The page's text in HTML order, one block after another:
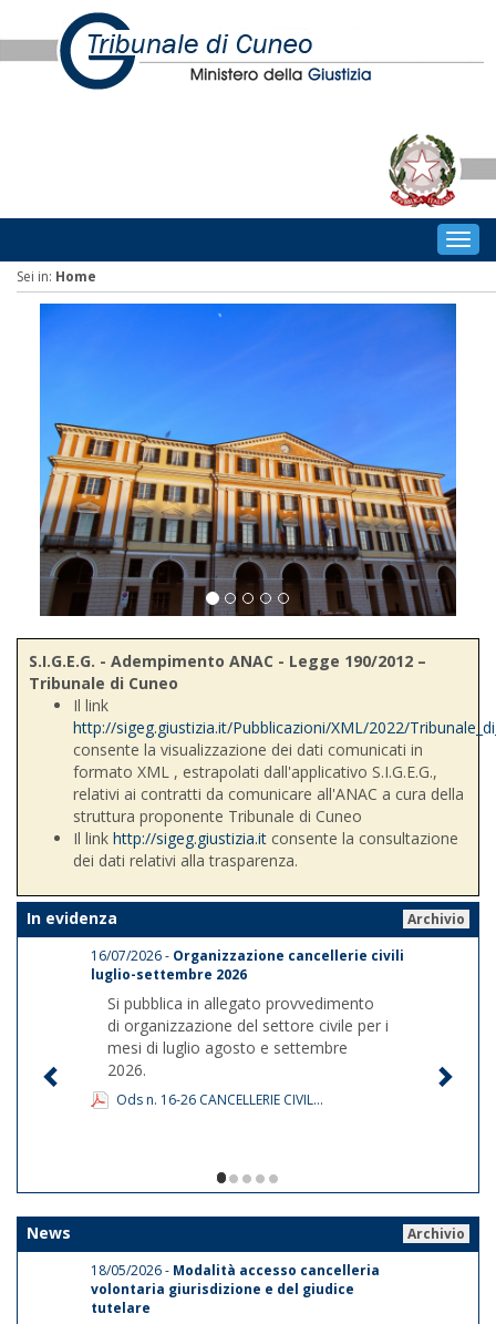
Sei in: Home
S.I.G.E.G. - Adempimento ANAC - Legge 190/2012 –
Tribunale di Cuneo
Il link
http://sigeg.giustizia.it/Pubblicazioni/XML/2022/
consente la visualizzazione dei dati comunicati in
formato XML , estrapolati dall'applicativo S.I.G.E.G.,
relativi ai contratti da comunicare all'ANAC a cura della
struttura proponente Tribunale di Cuneo
Il link http://sigeg.giustizia.it consente la consultazione
dei dati relativi alla trasparenza.
In evidenza
Archivio
16/07/2026 - Organizzazione cancellerie civili
luglio-settembre 2026
Si pubblica in allegato provvedimento
di organizzazione del settore civile per i
mesi di luglio agosto e settembre
2026.
Ods n. 16-26 CANCELLERIE CIVIL...
1/5
News
Archivio
18/05/2026 - Modalità accesso cancelleria
volontaria giurisdizione e del giudice
tutelare